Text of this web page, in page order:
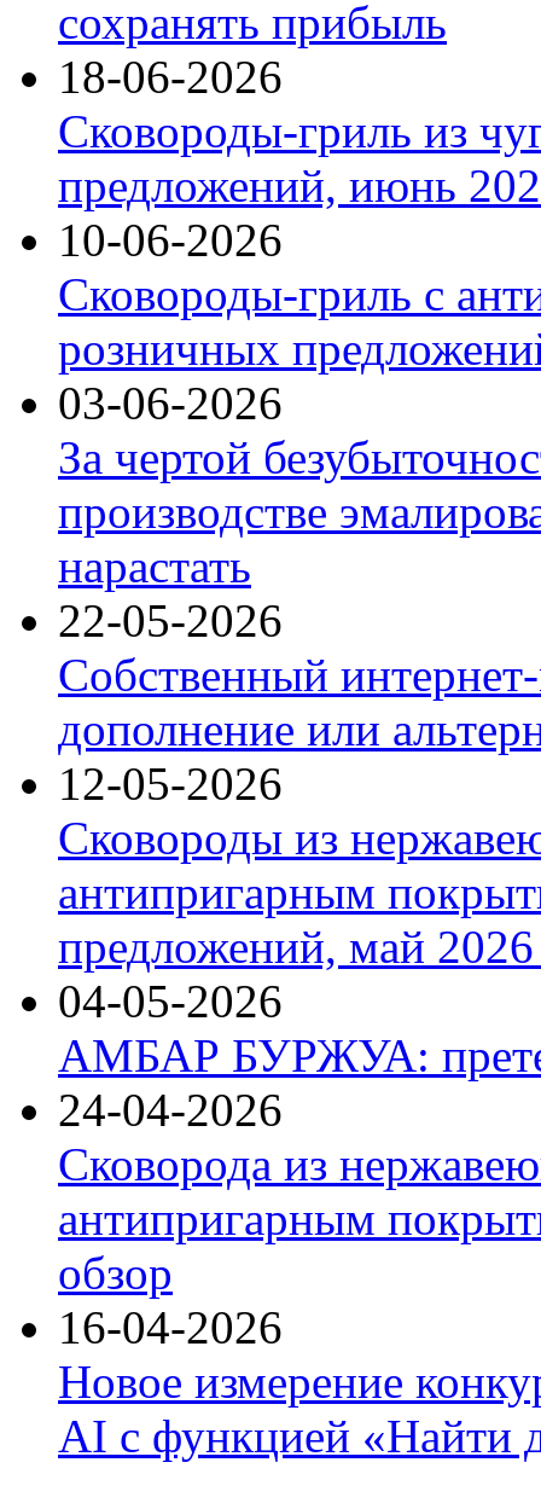
сохранять прибыль
18-06-2026
Сковороды-гриль из
предложений, июнь
10-06-2026
Сковороды-гриль с
розничных
03-06-2026
За чертой
производстве
нарастать
22-05-2026
Собственный
дополнение или
12-05-2026
Сковороды из
антипригарным
предложений, май 2026
04-05-2026
АМБАР БУРЖУА:
24-04-2026
Сковорода из
антипригарным
обзор
16-04-2026
Новое измерение
AI с функцией «Найти